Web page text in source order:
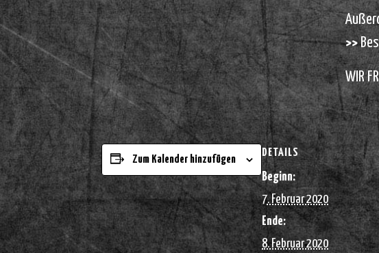
>>
WIR
Zum Kalender hinzufügen
DETAILS
Beginn:
7. Februar 2020
Ende:
8. Februar 2020